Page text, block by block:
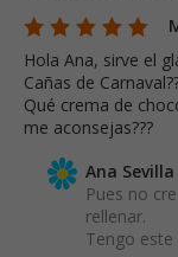
Hola Ana, sirve el
Cañas de
Qué crema de
me aconsejas???
Ana Sevilla
Pues no
rellenar.
Tengo